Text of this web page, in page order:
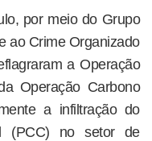
por meio do Grupo
ao Crime Organizado
a Operação
Operação Carbono
a infiltração do
(PCC) no setor de